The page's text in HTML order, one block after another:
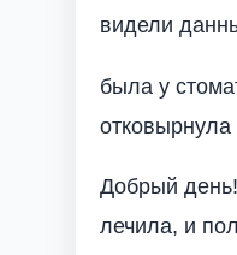
видели
была у
отковырнула
Добрый
лечила, и